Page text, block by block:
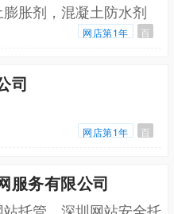
胀剂，混凝土防水剂
网店第1年 百
司
网店第1年 百
服务有限公司